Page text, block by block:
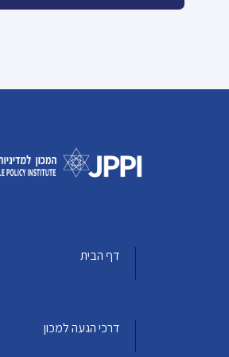
דף הבית
דרכי הגעה למכון